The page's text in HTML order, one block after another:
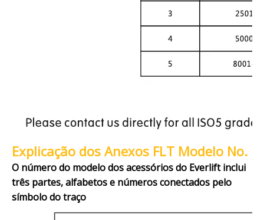
Explicação dos Anexos FLT Modelo No.
O número do modelo dos acessórios do Everlift inclui
três partes, alfabetos e números conectados pelo
símbolo do traço